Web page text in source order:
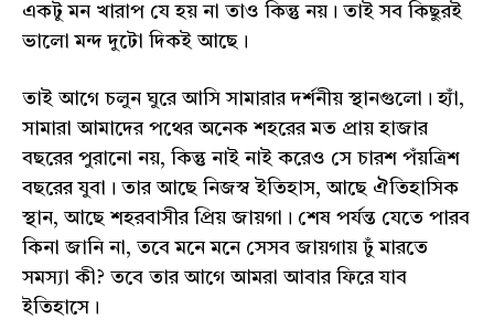
একটু মন খারাপ যে হয় না তাও কিন্তু নয়। তাই সব কিছুরই
ভালো মন্দ দুটো দিকই আছে।
তাই আগে চলুন ঘুরে আসি সামারার দর্শনীয় স্থানগুলো। হ্যাঁ,
সামারা আমাদের পথের অনেক শহরের মত প্রায় হাজার
বছরের পুরানো নয়, কিন্তু নাই নাই করেও সে চারশ পঁয়ত্রিশ
বছরের যুবা। তার আছে নিজস্ব ইতিহাস, আছে ঐতিহাসিক
স্থান, আছে শহরবাসীর প্রিয় জায়গা। শেষ পর্যন্ত যেতে পারব
কিনা জানি না, তবে মনে মনে সেসব জায়গায় ঢুঁ মারতে
সমস্যা কী? তবে তার আগে আমরা আবার ফিরে যাব
ইতিহাসে।